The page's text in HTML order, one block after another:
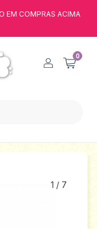
EM COMPRAS ACIMA
0
1 / 7